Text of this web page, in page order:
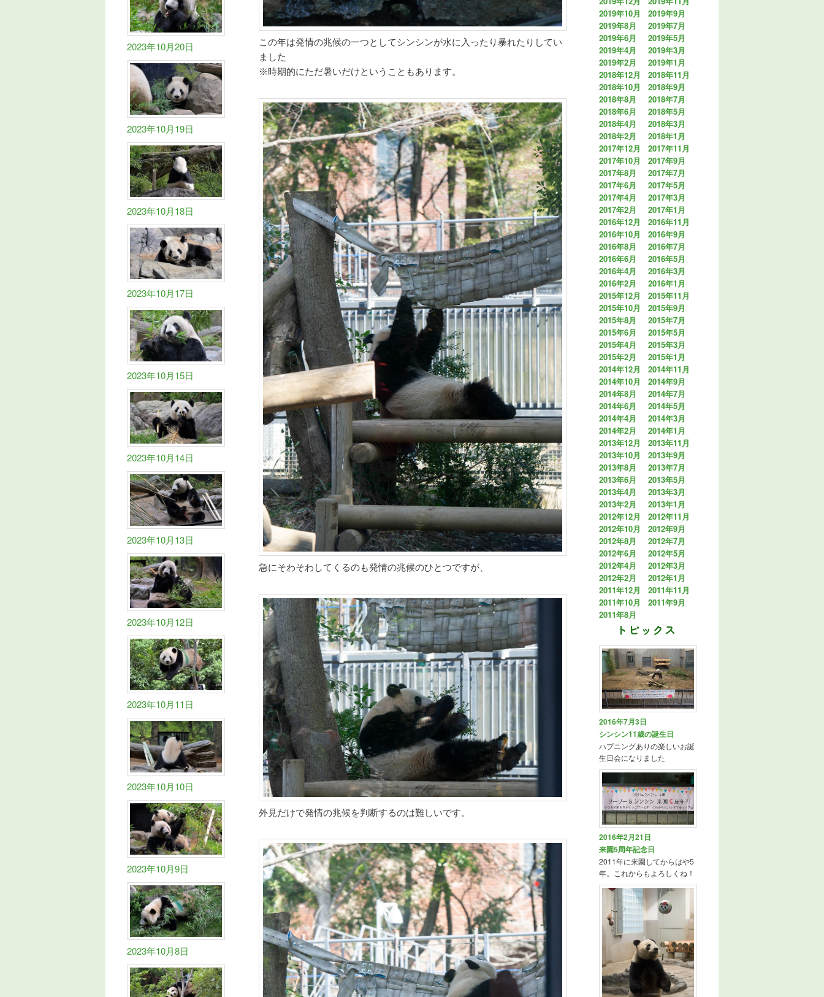
2023年10月20日
2023年10月19日
2023年10月18日
2023年10月17日
2023年10月15日
2023年10月14日
2023年10月13日
2023年10月12日
2023年10月11日
2023年10月10日
2023年10月9日
2023年10月8日
この年は発情の兆候の一つとしてシンシンが水に入ったり暴れたりしてい
ました
※時期的にただ暑いだけということもあります。
急にそわそわしてくるのも発情の兆候のひとつですが、
外見だけで発情の兆候を判断するのは難しいです。
2019年10月
2019年9月
2019年8月
2019年7月
2019年6月
2019年5月
2019年4月
2019年3月
2019年2月
2019年1月
2018年12月
2018年11月
2018年10月
2018年9月
2018年8月
2018年7月
2018年6月
2018年5月
2018年4月
2018年3月
2018年2月
2018年1月
2017年12月
2017年11月
2017年10月
2017年9月
2017年8月
2017年7月
2017年6月
2017年5月
2017年4月
2017年3月
2017年2月
2017年1月
2016年12月
2016年11月
2016年10月
2016年9月
2016年8月
2016年7月
2016年6月
2016年5月
2016年4月
2016年3月
2016年2月
2016年1月
2015年12月
2015年11月
2015年10月
2015年9月
2015年8月
2015年7月
2015年6月
2015年5月
2015年4月
2015年3月
2015年2月
2015年1月
2014年12月
2014年11月
2014年10月
2014年9月
2014年8月
2014年7月
2014年6月
2014年5月
2014年4月
2014年3月
2014年2月
2014年1月
2013年12月
2013年11月
2013年10月
2013年9月
2013年8月
2013年7月
2013年6月
2013年5月
2013年4月
2013年3月
2013年2月
2013年1月
2012年12月
2012年11月
2012年10月
2012年9月
2012年8月
2012年7月
2012年6月
2012年5月
2012年4月
2012年3月
2012年2月
2012年1月
2011年12月
2011年11月
2011年10月
2011年9月
2011年8月
トピックス
2016年7月3日
シンシン11歳の誕生日
ハプニングありの楽しいお誕
生日会になりました
2016年2月21日
来園5周年記念日
2011年に来園してからはや5
年。これからもよろしくね！